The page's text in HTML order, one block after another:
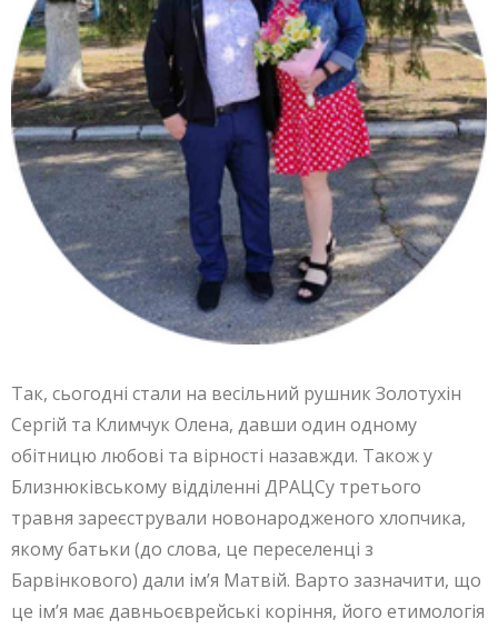
Так, сьогодні стали на весільний рушник Золотухін
Сергій та Климчук Олена, давши один одному
обітницю любові та вірності назавжди. Також у
Близнюківському відділенні ДРАЦСу третього
травня зареєстрували новонародженого хлопчика,
якому батьки (до слова, це переселенці з
Барвінкового) дали ім’я Матвій. Варто зазначити, що
це ім’я має давньоєврейські коріння, його етимологія